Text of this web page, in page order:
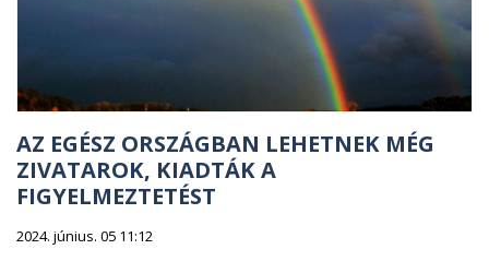
AZ EGÉSZ ORSZÁGBAN LEHETNEK MÉG
ZIVATAROK, KIADTÁK A
FIGYELMEZTETÉST
2024. június. 05 11:12